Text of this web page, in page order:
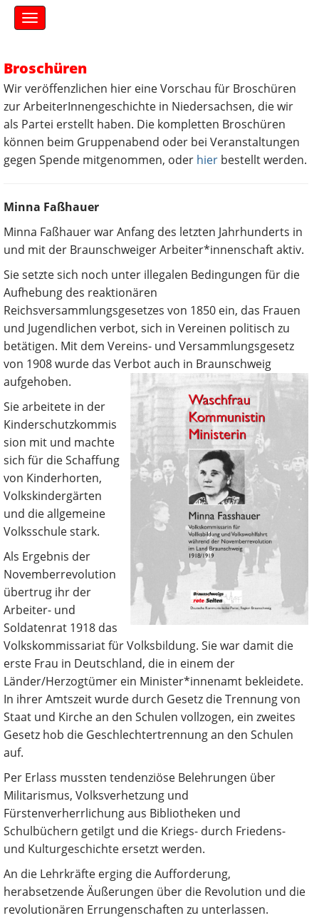
e
n
u
o
c
o
n
t
e
Broschüren
Wir veröffenzlichen hier eine Vorschau für Broschüren
zur ArbeiterInnengeschichte in Niedersachsen, die wir
als Partei erstellt haben. Die kompletten Broschüren
können beim Gruppenabend oder bei Veranstaltungen
gegen Spende mitgenommen, oder hier bestellt werden.
Minna Faßhauer
Minna Faßhauer war Anfang des letzten Jahrhunderts in
und mit der Braunschweiger Arbeiter*innenschaft aktiv.
Sie setzte sich noch unter illegalen Bedingungen für die
Aufhebung des reaktionären
Reichsversammlungsgesetzes von 1850 ein, das Frauen
und Jugendlichen verbot, sich in Vereinen politisch zu
betätigen. Mit dem Vereins- und Versammlungsgesetz
von 1908 wurde das Verbot auch in Braunschweig
aufgehoben.
Sie arbeitete in der
Kinderschutzkommis
sion mit und machte
sich für die Schaffung
von Kinderhorten,
Volkskindergärten
und die allgemeine
Volksschule stark.
Als Ergebnis der
Novemberrevolution
übertrug ihr der
Arbeiter- und
Soldatenrat 1918 das
Volkskommissariat für Volksbildung. Sie war damit die
erste Frau in Deutschland, die in einem der
Länder/Herzogtümer ein Minister*innenamt bekleidete.
In ihrer Amtszeit wurde durch Gesetz die Trennung von
Staat und Kirche an den Schulen vollzogen, ein zweites
Gesetz hob die Geschlechtertrennung an den Schulen
auf.
Per Erlass mussten tendenziöse Belehrungen über
Militarismus, Volksverhetzung und
Fürstenverherrlichung aus Bibliotheken und
Schulbüchern getilgt und die Kriegs- durch Friedens-
und Kulturgeschichte ersetzt werden.
An die Lehrkräfte erging die Aufforderung,
herabsetzende Äußerungen über die Revolution und die
revolutionären Errungenschaften zu unterlassen.